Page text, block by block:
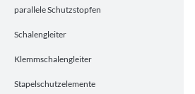
parallele Schutzstopfen
Schalengleiter
Klemmschalengleiter
Stapelschutzelemente